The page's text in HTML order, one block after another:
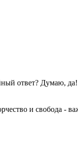
ответ? Думаю,
и свобода -